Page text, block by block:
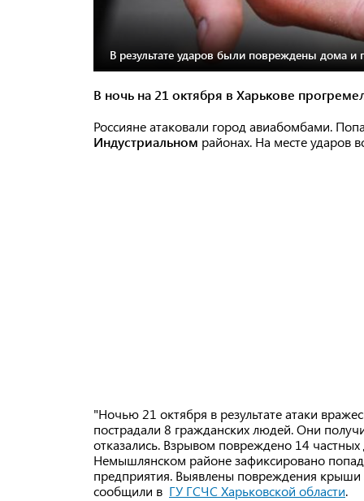
В результате ударов были повреждены дома и
В ночь на 21 октября в Харькове
Россияне атаковали город авиабомбами.
Индустриальном районах. На месте ударов
"Ночью 21 октября в результате атаки
пострадали 8 гражданских людей. Они
отказались. Взрывом повреждено 14
Немышлянском районе зафиксировано
предприятия. Выявлены повреждения крыши
сообщили в ГУ ГСЧС Харьковской области.